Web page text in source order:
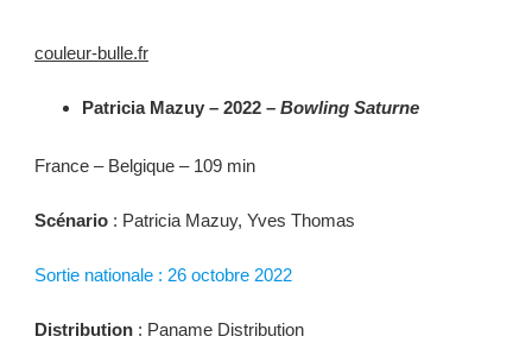
couleur-bulle.fr
Patricia Mazuy – 2022 – Bowling Saturne
France – Belgique – 109 min
Scénario : Patricia Mazuy, Yves Thomas
Sortie nationale : 26 octobre 2022
Distribution : Paname Distribution